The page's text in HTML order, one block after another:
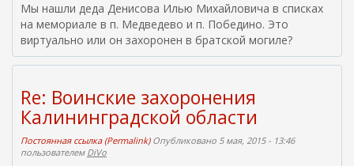
Мы нашли деда Денисова Илью Михайловича в списках
на мемориале в п. Медведево и п. Победино. Это
виртуально или он захоронен в братской могиле?
Re: Воинские захоронения
Калининградской области
Постоянная ссылка (Permalink)Опубликовано 5 мая, 2015 - 13:46
пользователем DiVo